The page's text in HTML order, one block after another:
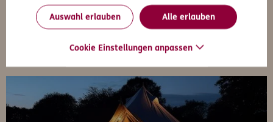
Auswahl erlauben Alle erlauben
Cookie Einstellungen anpassen
Alle Freizeit Gesundheit